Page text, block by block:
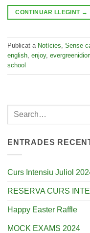
CONTINUAR LLEGINT →
Publicat a Notícies, Sense
english, enjoy,
school
ENTRADES
Curs Intensiu Juliol
RESERVA CURS
Happy Easter Raffle
MOCK EXAMS 2024